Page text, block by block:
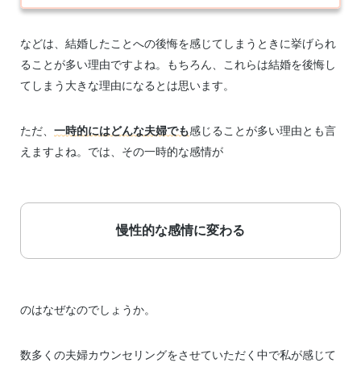
などは、結婚したことへの後悔を感じてしまうときに挙げられ
ることが多い理由ですよね。もちろん、これらは結婚を後悔し
てしまう大きな理由になるとは思います。
ただ、 一時的にはどんな夫婦でも感じることが多い理由とも言
えますよね。では、その一時的な感情が
慢性的な感情に変わる
のはなぜなのでしょうか。
数多くの夫婦カウンセリングをさせていただく中で私が感じて